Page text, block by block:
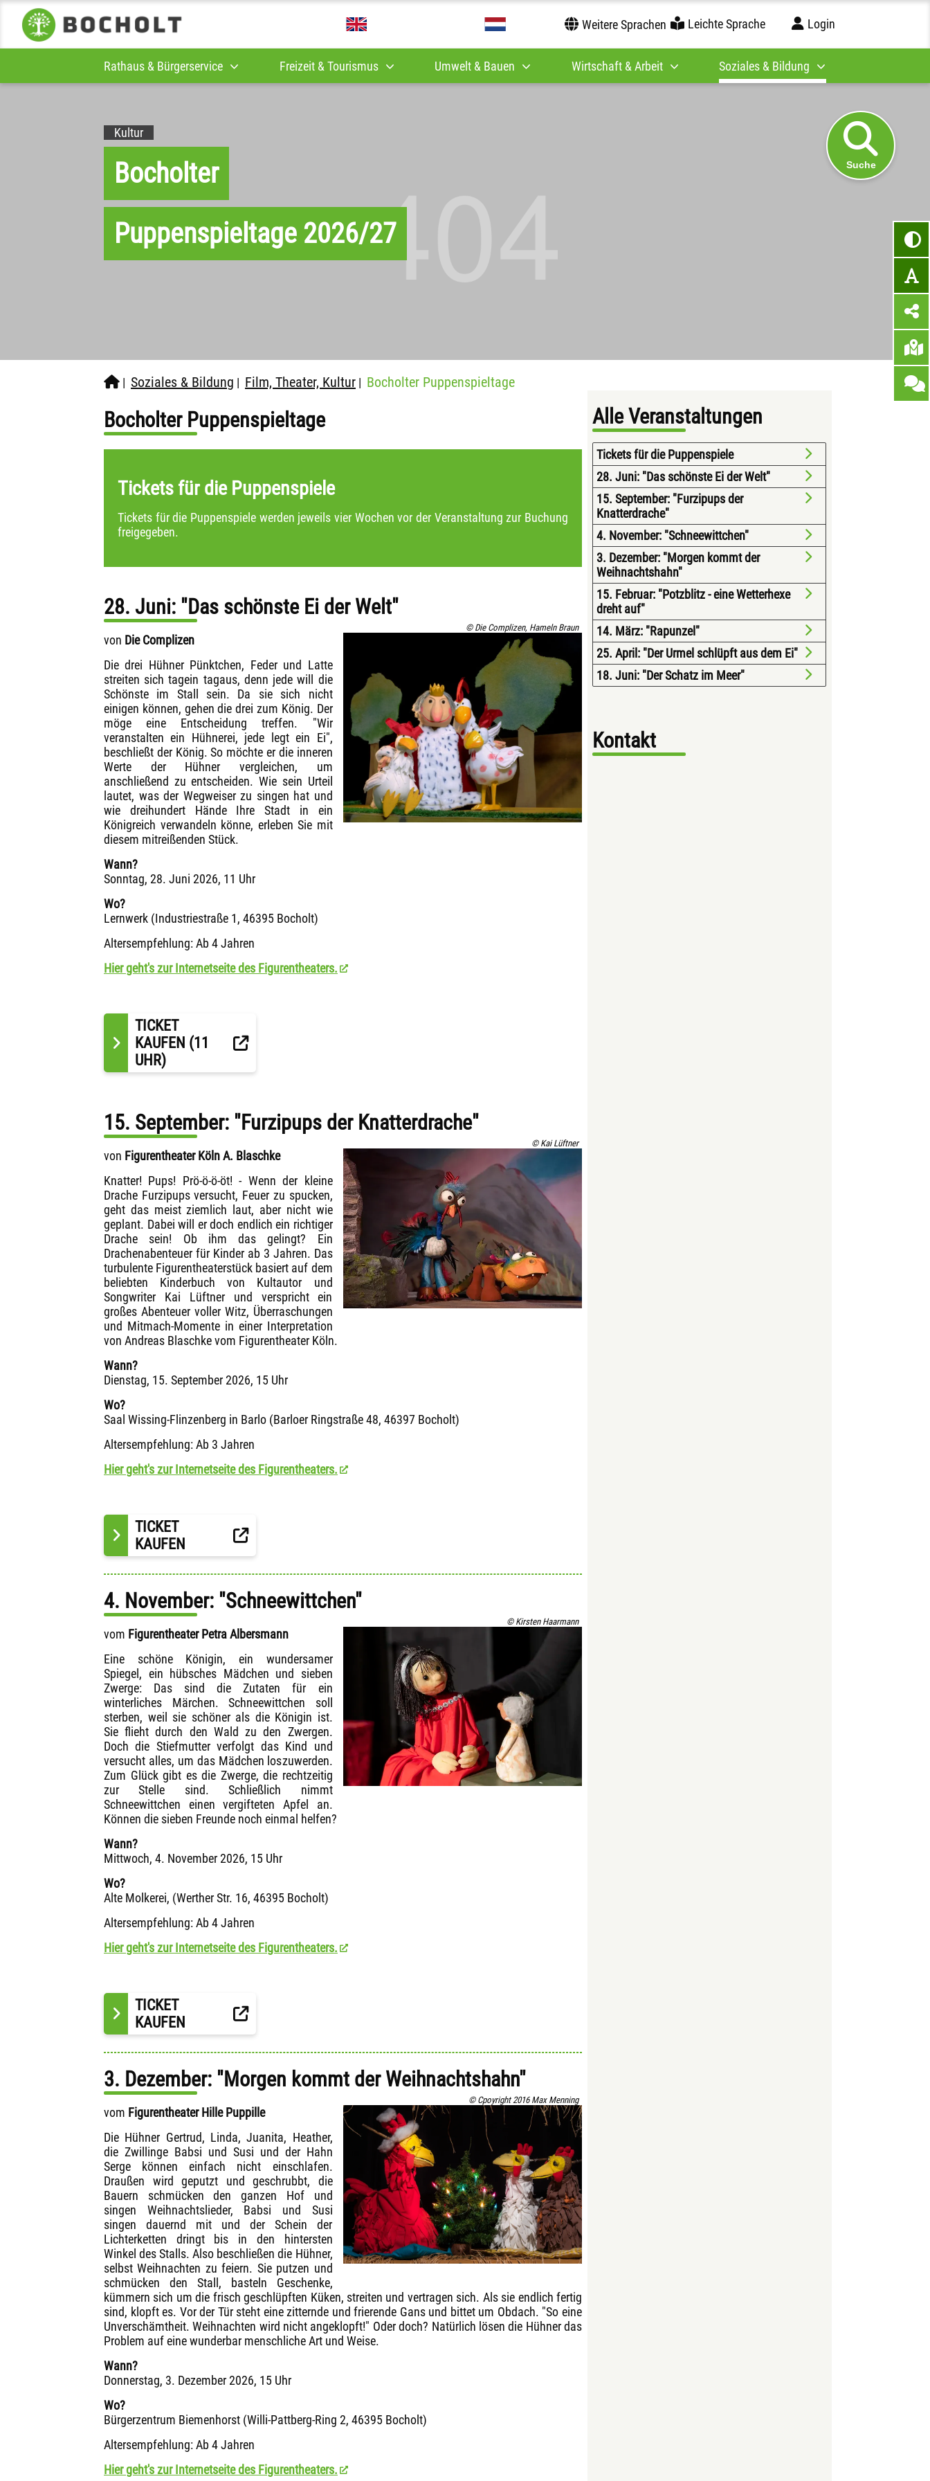
Weitere Sprachen Leichte Sprache Login
Rathaus & Bürgerservice Freizeit & Tourismus Umwelt & Bauen Wirtschaft & Arbeit Soziales & Bildung
Suche
Kultur
Bocholter
Puppenspieltage 2026/27
| Soziales & Bildung | Film, Theater, Kultur | Bocholter Puppenspieltage
Bocholter Puppenspieltage
Tickets für die Puppenspiele
Tickets für die Puppenspiele werden jeweils vier Wochen vor der Veranstaltung zur Buchung
freigegeben.
28. Juni: "Das schönste Ei der Welt"
© Die Complizen, Hameln Braun
von Die Complizen
Die drei Hühner Pünktchen, Feder und Latte
streiten sich tagein tagaus, denn jede will die
Schönste im Stall sein. Da sie sich nicht
einigen können, gehen die drei zum König. Der
möge eine Entscheidung treffen. "Wir
veranstalten ein Hühnerei, jede legt ein Ei",
beschließt der König. So möchte er die inneren
Werte der Hühner vergleichen, um
anschließend zu entscheiden. Wie sein Urteil
lautet, was der Wegweiser zu singen hat und
wie dreihundert Hände Ihre Stadt in ein
Königreich verwandeln könne, erleben Sie mit
diesem mitreißenden Stück.
Wann?
Sonntag, 28. Juni 2026, 11 Uhr
Wo?
Lernwerk (Industriestraße 1, 46395 Bocholt)
Altersempfehlung: Ab 4 Jahren
Hier geht's zur Internetseite des Figurentheaters.
TICKET
KAUFEN (11
UHR)
15. September: "Furzipups der Knatterdrache"
© Kai Lüftner
von Figurentheater Köln A. Blaschke
Knatter! Pups! Prö-ö-ö-öt! - Wenn der kleine
Drache Furzipups versucht, Feuer zu spucken,
geht das meist ziemlich laut, aber nicht wie
geplant. Dabei will er doch endlich ein richtiger
Drache sein! Ob ihm das gelingt? Ein
Drachenabenteuer für Kinder ab 3 Jahren. Das
turbulente Figurentheaterstück basiert auf dem
beliebten Kinderbuch von Kultautor und
Songwriter Kai Lüftner und verspricht ein
großes Abenteuer voller Witz, Überraschungen
und Mitmach-Momente in einer Interpretation
von Andreas Blaschke vom Figurentheater Köln.
Wann?
Dienstag, 15. September 2026, 15 Uhr
Wo?
Saal Wissing-Flinzenberg in Barlo (Barloer Ringstraße 48, 46397 Bocholt)
Altersempfehlung: Ab 3 Jahren
Hier geht's zur Internetseite des Figurentheaters.
TICKET
KAUFEN
4. November: "Schneewittchen"
© Kirsten Haarmann
vom Figurentheater Petra Albersmann
Eine schöne Königin, ein wundersamer
Spiegel, ein hübsches Mädchen und sieben
Zwerge: Das sind die Zutaten für ein
winterliches Märchen. Schneewittchen soll
sterben, weil sie schöner als die Königin ist.
Sie flieht durch den Wald zu den Zwergen.
Doch die Stiefmutter verfolgt das Kind und
versucht alles, um das Mädchen loszuwerden.
Zum Glück gibt es die Zwerge, die rechtzeitig
zur Stelle sind. Schließlich nimmt
Schneewittchen einen vergifteten Apfel an.
Können die sieben Freunde noch einmal helfen?
Wann?
Mittwoch, 4. November 2026, 15 Uhr
Wo?
Alte Molkerei, (Werther Str. 16, 46395 Bocholt)
Altersempfehlung: Ab 4 Jahren
Hier geht's zur Internetseite des Figurentheaters.
TICKET
KAUFEN
3. Dezember: "Morgen kommt der Weihnachtshahn"
© Cpoyright 2016 Max Menning
vom Figurentheater Hille Puppille
Die Hühner Gertrud, Linda, Juanita, Heather,
die Zwillinge Babsi und Susi und der Hahn
Serge können einfach nicht einschlafen.
Draußen wird geputzt und geschrubbt, die
Bauern schmücken den ganzen Hof und
singen Weihnachtslieder, Babsi und Susi
singen dauernd mit und der Schein der
Lichterketten dringt bis in den hintersten
Winkel des Stalls. Also beschließen die Hühner,
selbst Weihnachten zu feiern. Sie putzen und
schmücken den Stall, basteln Geschenke,
kümmern sich um die frisch geschlüpften Küken, streiten und vertragen sich. Als sie endlich fertig
sind, klopft es. Vor der Tür steht eine zitternde und frierende Gans und bittet um Obdach. "So eine
Unverschämtheit. Weihnachten wird nicht angeklopft!" Oder doch? Natürlich lösen die Hühner das
Problem auf eine wunderbar menschliche Art und Weise.
Wann?
Donnerstag, 3. Dezember 2026, 15 Uhr
Wo?
Bürgerzentrum Biemenhorst (Willi-Pattberg-Ring 2, 46395 Bocholt)
Altersempfehlung: Ab 4 Jahren
Hier geht's zur Internetseite des Figurentheaters.
Alle Veranstaltungen
Tickets für die Puppenspiele
28. Juni: "Das schönste Ei der Welt"
15. September: "Furzipups der
Knatterdrache"
4. November: "Schneewittchen"
3. Dezember: "Morgen kommt der
Weihnachtshahn"
15. Februar: "Potzblitz - eine Wetterhexe
dreht auf"
14. März: "Rapunzel"
25. April: "Der Urmel schlüpft aus dem Ei"
18. Juni: "Der Schatz im Meer"
Kontakt